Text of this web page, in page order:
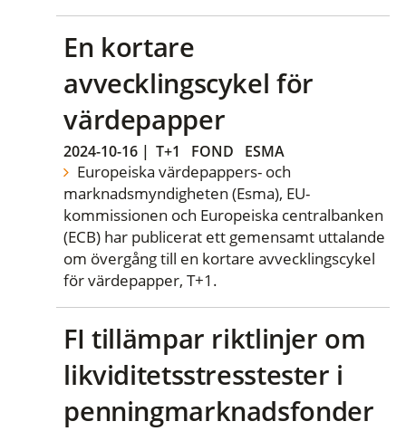
En kortare
avvecklingscykel för
värdepapper
2024-10-16 | T+1 FOND ESMA
Europeiska värdepappers- och
marknadsmyndigheten (Esma), EU-
kommissionen och Europeiska centralbanken
(ECB) har publicerat ett gemensamt uttalande
om övergång till en kortare avvecklingscykel
för värdepapper, T+1.
FI tillämpar riktlinjer om
likviditetsstresstester i
penningmarknadsfonder